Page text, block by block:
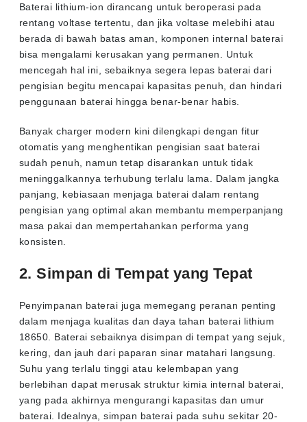
Baterai lithium-ion dirancang untuk beroperasi pada
rentang voltase tertentu, dan jika voltase melebihi atau
berada di bawah batas aman, komponen internal baterai
bisa mengalami kerusakan yang permanen. Untuk
mencegah hal ini, sebaiknya segera lepas baterai dari
pengisian begitu mencapai kapasitas penuh, dan hindari
penggunaan baterai hingga benar-benar habis.
Banyak charger modern kini dilengkapi dengan fitur
otomatis yang menghentikan pengisian saat baterai
sudah penuh, namun tetap disarankan untuk tidak
meninggalkannya terhubung terlalu lama. Dalam jangka
panjang, kebiasaan menjaga baterai dalam rentang
pengisian yang optimal akan membantu memperpanjang
masa pakai dan mempertahankan performa yang
konsisten.
2. Simpan di Tempat yang Tepat
Penyimpanan baterai juga memegang peranan penting
dalam menjaga kualitas dan daya tahan baterai lithium
18650. Baterai sebaiknya disimpan di tempat yang sejuk,
kering, dan jauh dari paparan sinar matahari langsung.
Suhu yang terlalu tinggi atau kelembapan yang
berlebihan dapat merusak struktur kimia internal baterai,
yang pada akhirnya mengurangi kapasitas dan umur
baterai. Idealnya, simpan baterai pada suhu sekitar 20-